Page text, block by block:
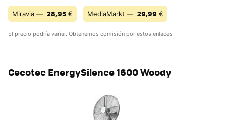
Miravia — 28,95 € MediaMarkt — 29,99 €
El precio podría variar. Obtenemos comisión por estos enlaces
Cecotec EnergySilence 1600 Woody